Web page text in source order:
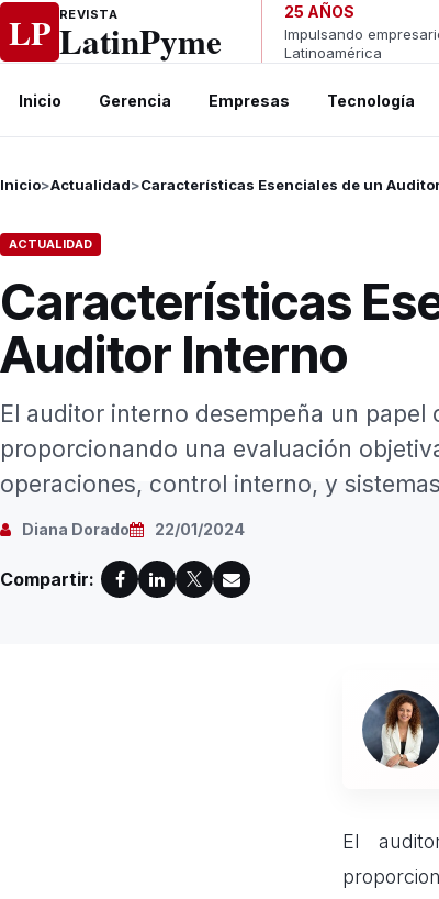
Ir al contenido
LP REVISTA
LatinPyme
25 AÑOS
Impulsando
Latinoamérica
Inicio Gerencia Empresas Tecnología
Inicio>Actualidad>Características Esenciales de un
ACTUALIDAD
Características
Auditor Interno
El auditor interno desempeña un
proporcionando una evaluación
operaciones, control interno, y
Diana Dorado 22/01/2024
Compartir:
El